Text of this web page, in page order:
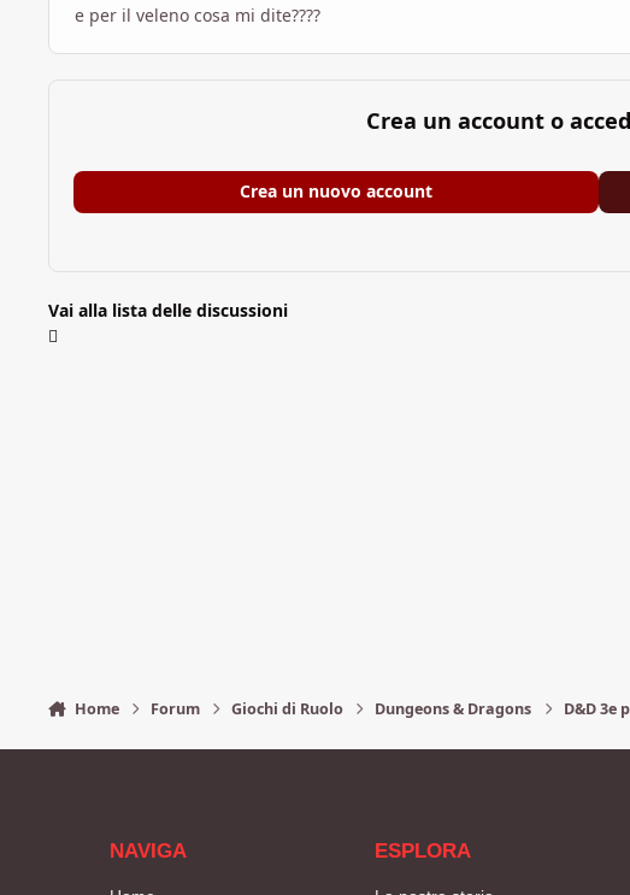
e per il veleno cosa mi dite????
Crea un account o
Crea un nuovo account
Vai alla lista delle discussioni
Home Forum Giochi di Ruolo Dungeons & Dragons D&D 3e
NAVIGA ESPLORA